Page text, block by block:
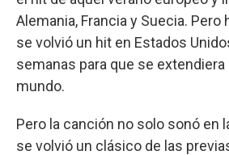
Alemania, Francia y Suecia. Pero
se volvió un hit en Estados
semanas para que se extendiera
mundo.
Pero la canción no solo sonó en
se volvió un clásico de las